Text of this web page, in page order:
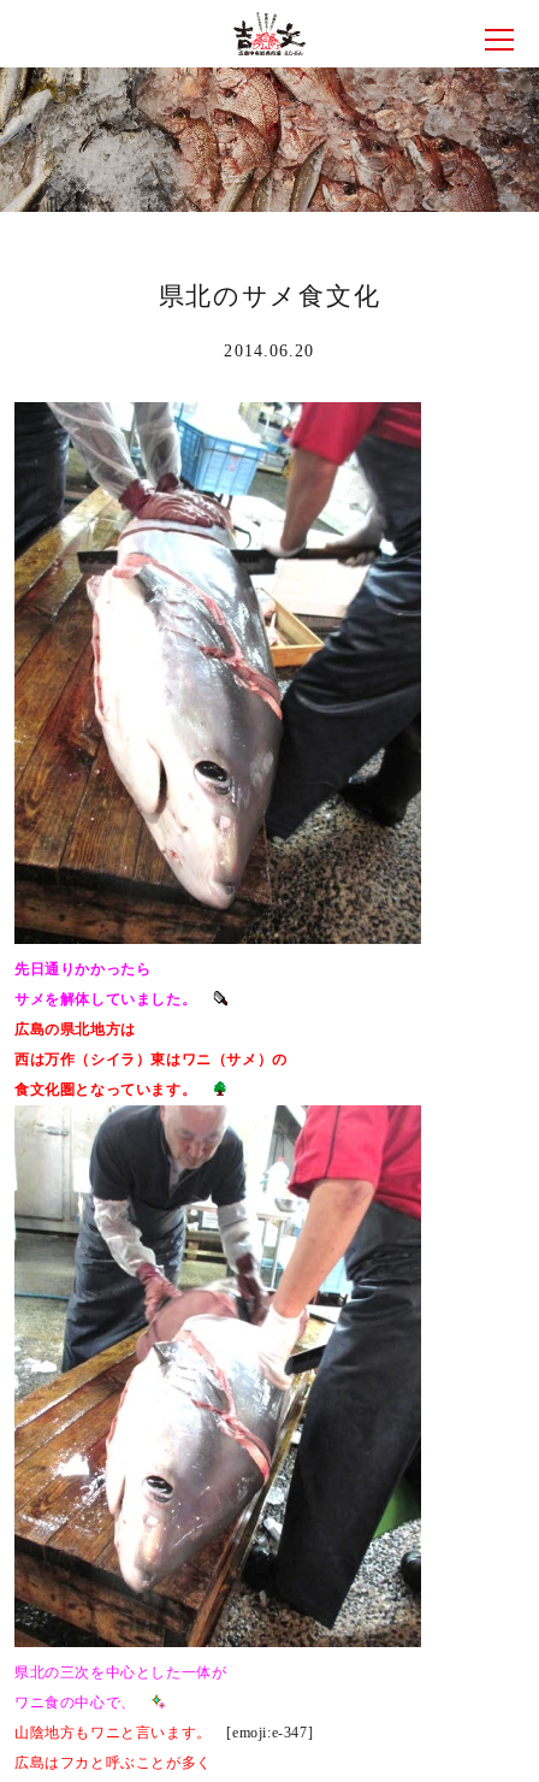
メニ
県北のサメ食文化
2014.06.20
先日通りかかったら
サメを解体していました。
広島の県北地方は
西は万作（シイラ）東はワニ（サメ）の
食文化圏となっています。
県北の三次を中心とした一体が
ワニ食の中心で、
山陰地方もワニと言います。
[emoji:e-347]
広島はフカと呼ぶことが多く